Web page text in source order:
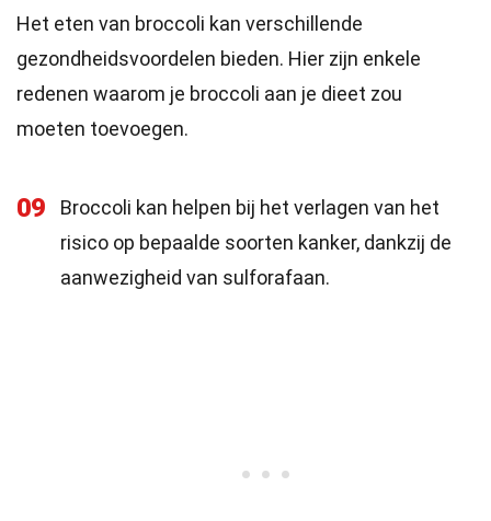
Het eten van broccoli kan verschillende
gezondheidsvoordelen bieden. Hier zijn enkele
redenen waarom je broccoli aan je dieet zou
moeten toevoegen.
09
Broccoli kan helpen bij het verlagen van het
risico op bepaalde soorten kanker, dankzij de
aanwezigheid van sulforafaan.